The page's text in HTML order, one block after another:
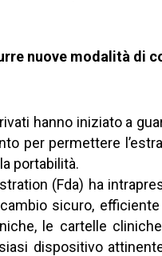
nuove modalità di
hanno iniziato a
per permettere
portabilità.
(Fda) ha
sicuro,
le cartelle
dispositivo